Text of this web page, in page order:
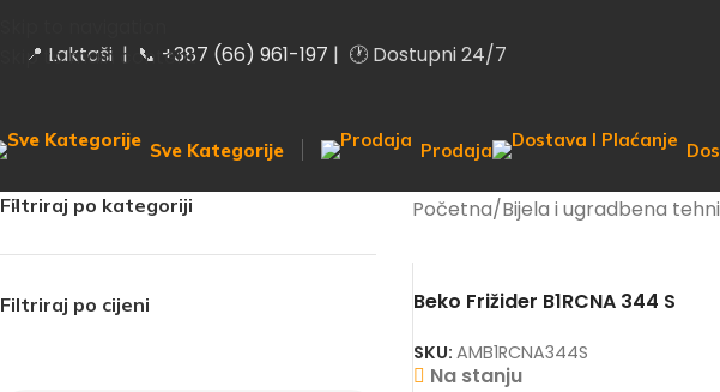
Skip to main content
📍 Laktaši | 📞 +387 (66) 961-197 | 🕐 Dostupni 24/7
Sve Kategorije Prodaja
Filtriraj po kategoriji
Filtriraj po cijeni
Početna/Bijela i ugradbena
Beko Frižider B1RCNA 344 S
SKU: AMB1RCNA344S
Na stanju